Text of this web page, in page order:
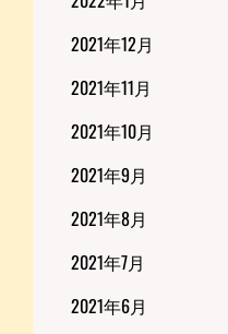
2021年12月
2021年11月
2021年10月
2021年9月
2021年8月
2021年7月
2021年6月